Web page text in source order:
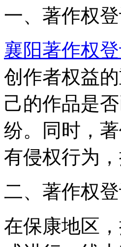
一、著作权
襄阳著作权
创作者权益
己的作品是
纷。同时，
有侵权行为
二、著作权
在保康地区